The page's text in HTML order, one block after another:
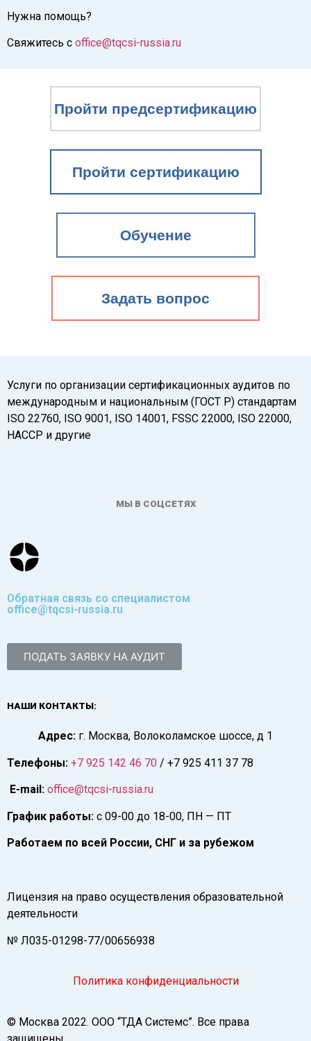
Нужна помощь?
Свяжитесь с office@tqcsi-russia.ru
Пройти предсертификацию
Пройти сертификацию
Обучение
Задать вопрос
Услуги по организации сертификационных аудитов по
международным и национальным (ГОСТ Р) стандартам
ISO 22760, ISO 9001, ISO 14001, FSSC 22000, ISO 22000,
HACCP и другие
МЫ В СОЦСЕТЯХ
Обратная связь со специалистом
office@tqcsi-russia.ru
ПОДАТЬ ЗАЯВКУ НА АУДИТ
НАШИ КОНТАКТЫ:
Адрес: г. Москва, Волоколамское шоссе, д 1
Телефоны: +7 925 142 46 70 / +7 925 411 37 78
E-mail: office@tqcsi-russia.ru
График работы: с 09-00 до 18-00, ПН — ПТ
Работаем по всей России, СНГ и за рубежом
Лицензия на право осуществления образовательной
деятельности
№ Л035-01298-77/00656938
Политика конфиденциальности
© Москва 2022. ООО “ТДА Системс”. Все права
защищены